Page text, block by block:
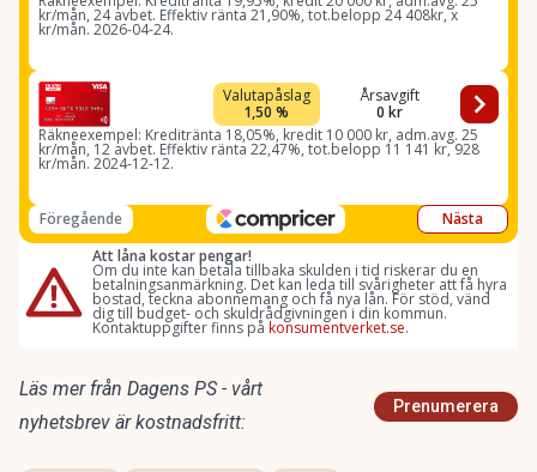
Läs mer från Dagens PS - vårt
nyhetsbrev är kostnadsfritt:
Prenumerera